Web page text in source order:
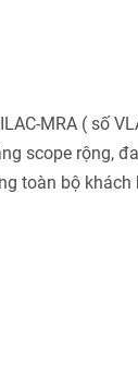
MRA ( số
scope rộng,
toàn bộ